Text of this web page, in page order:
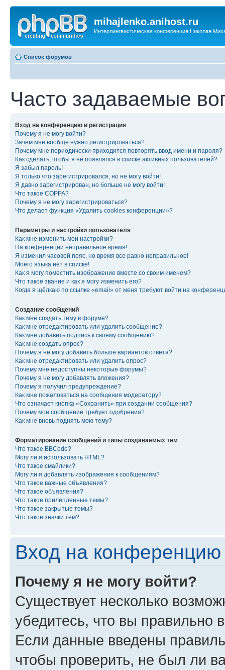
mihajlenko.anihost.ru
Интерлингвистическая конференция Николая
Список форумов
Часто задаваемые
Вход на конференцию и регистрация
Почему я не могу войти?
Зачем мне вообще нужно регистрироваться?
Почему мне периодически приходится повторять ввод имени и пароля?
Как сделать, чтобы я не появлялся в списке активных пользователей?
Я забыл пароль!
Я только что зарегистрировался, но не могу войти!
Я давно зарегистрирован, но больше не могу войти!
Что такое COPPA?
Почему я не могу зарегистрироваться?
Что делает функция «Удалить cookies конференции»?
Параметры и настройки пользователя
Как мне изменить мои настройки?
На конференции неправильное время!
Я изменил часовой пояс, но время все равно неправильное!
Моего языка нет в списке!
Как я могу поместить изображение вместе со своим именем?
Что такое звание и как я могу изменить его?
Когда я щёлкаю по ссылке «email» от меня требуют войти на
Создание сообщений
Как мне создать тему в форуме?
Как мне отредактировать или удалить сообщение?
Как мне добавить подпись к своему сообщению?
Как мне создать опрос?
Почему я не могу добавить больше вариантов ответа?
Как мне отредактировать или удалить опрос?
Почему мне недоступны некоторые форумы?
Почему я не могу добавлять вложения?
Почему я получил предупреждение?
Как мне пожаловаться на сообщения модератору?
Что означает кнопка «Сохранить» при создании сообщения?
Почему моё сообщение требует одобрения?
Как мне вновь поднять мою тему?
Форматирование сообщений и типы создаваемых тем
Что такое BBCode?
Могу ли я использовать HTML?
Что такое смайлики?
Могу ли я добавлять изображения к сообщениям?
Что такое важные объявления?
Что такое объявления?
Что такое прилепленные темы?
Что такое закрытые темы?
Что такое значки тем?
Вход на конференцию
Почему я не могу войти?
Существует несколько
убедитесь, что вы правильно
Если данные введены
чтобы проверить, не был ли